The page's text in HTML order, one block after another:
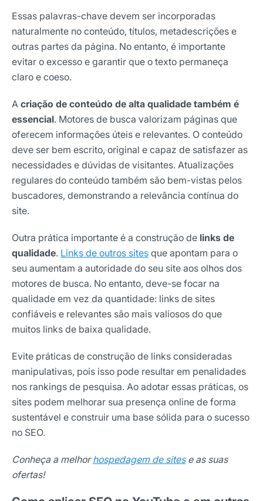
Essas palavras-chave devem ser incorporadas
naturalmente no conteúdo, títulos, metadescrições e
outras partes da página. No entanto, é importante
evitar o excesso e garantir que o texto permaneça
claro e coeso.
A criação de conteúdo de alta qualidade também é
essencial. Motores de busca valorizam páginas que
oferecem informações úteis e relevantes. O conteúdo
deve ser bem escrito, original e capaz de satisfazer as
necessidades e dúvidas de visitantes. Atualizações
regulares do conteúdo também são bem-vistas pelos
buscadores, demonstrando a relevância contínua do
site.
Outra prática importante é a construção de links de
qualidade. Links de outros sites que apontam para o
seu aumentam a autoridade do seu site aos olhos dos
motores de busca. No entanto, deve-se focar na
qualidade em vez da quantidade: links de sites
confiáveis e relevantes são mais valiosos do que
muitos links de baixa qualidade.
Evite práticas de construção de links consideradas
manipulativas, pois isso pode resultar em penalidades
nos rankings de pesquisa. Ao adotar essas práticas, os
sites podem melhorar sua presença online de forma
sustentável e construir uma base sólida para o sucesso
no SEO.
Conheça a melhorhospedagem de sitese as suas
ofertas!
Receba os melhores insights da Locaweb
Tendências e materiais exclusivos do mercado